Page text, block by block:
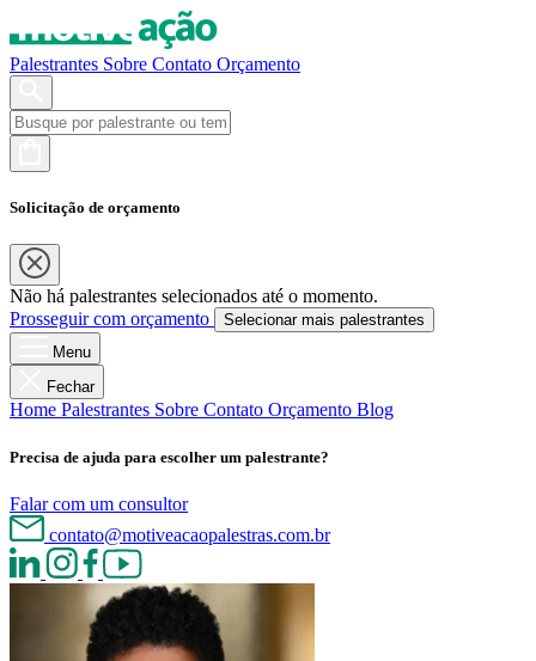
Palestrantes Sobre Contato Orçamento
Solicitação de orçamento
Não há palestrantes selecionados até o momento.
Prosseguir com orçamento
Selecionar mais palestrantes
Menu
Fechar
Home Palestrantes Sobre Contato Orçamento Blog
Precisa de ajuda para escolher um palestrante?
Falar com um consultor
contato@motiveacaopalestras.com.br